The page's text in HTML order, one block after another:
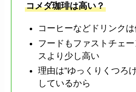
コメダ珈琲は高い？
コーヒーなどドリンク
フードもファストチェ
スより少し高い
理由は”ゆっくりくつろ
しているから